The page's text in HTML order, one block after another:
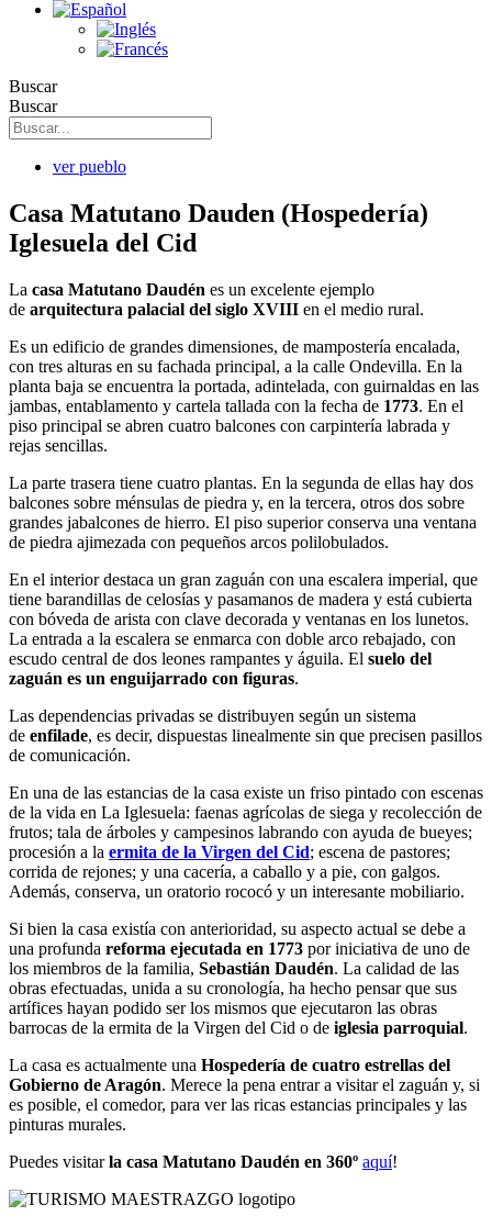
Buscar
Buscar
ver pueblo
Casa Matutano Dauden (Hospedería)
Iglesuela del Cid
La casa Matutano Daudén es un excelente ejemplo
de arquitectura palacial del siglo XVIII en el medio rural.
Es un edificio de grandes dimensiones, de mampostería encalada,
con tres alturas en su fachada principal, a la calle Ondevilla. En la
planta baja se encuentra la portada, adintelada, con guirnaldas en las
jambas, entablamento y cartela tallada con la fecha de 1773. En el
piso principal se abren cuatro balcones con carpintería labrada y
rejas sencillas.
La parte trasera tiene cuatro plantas. En la segunda de ellas hay dos
balcones sobre ménsulas de piedra y, en la tercera, otros dos sobre
grandes jabalcones de hierro. El piso superior conserva una ventana
de piedra ajimezada con pequeños arcos polilobulados.
En el interior destaca un gran zaguán con una escalera imperial, que
tiene barandillas de celosías y pasamanos de madera y está cubierta
con bóveda de arista con clave decorada y ventanas en los lunetos.
La entrada a la escalera se enmarca con doble arco rebajado, con
escudo central de dos leones rampantes y águila. El suelo del
zaguán es un enguijarrado con figuras.
Las dependencias privadas se distribuyen según un sistema
de enfilade, es decir, dispuestas linealmente sin que precisen pasillos
de comunicación.
En una de las estancias de la casa existe un friso pintado con escenas
de la vida en La Iglesuela: faenas agrícolas de siega y recolección de
frutos; tala de árboles y campesinos labrando con ayuda de bueyes;
procesión a la ermita de la Virgen del Cid; escena de pastores;
corrida de rejones; y una cacería, a caballo y a pie, con galgos.
Además, conserva, un oratorio rococó y un interesante mobiliario.
Si bien la casa existía con anterioridad, su aspecto actual se debe a
una profunda reforma ejecutada en 1773 por iniciativa de uno de
los miembros de la familia, Sebastián Daudén. La calidad de las
obras efectuadas, unida a su cronología, ha hecho pensar que sus
artífices hayan podido ser los mismos que ejecutaron las obras
barrocas de la ermita de la Virgen del Cid o de iglesia parroquial.
La casa es actualmente una Hospedería de cuatro estrellas del
Gobierno de Aragón. Merece la pena entrar a visitar el zaguán y, si
es posible, el comedor, para ver las ricas estancias principales y las
pinturas murales.
Puedes visitarla casa Matutano Daudén en 360º aquí!